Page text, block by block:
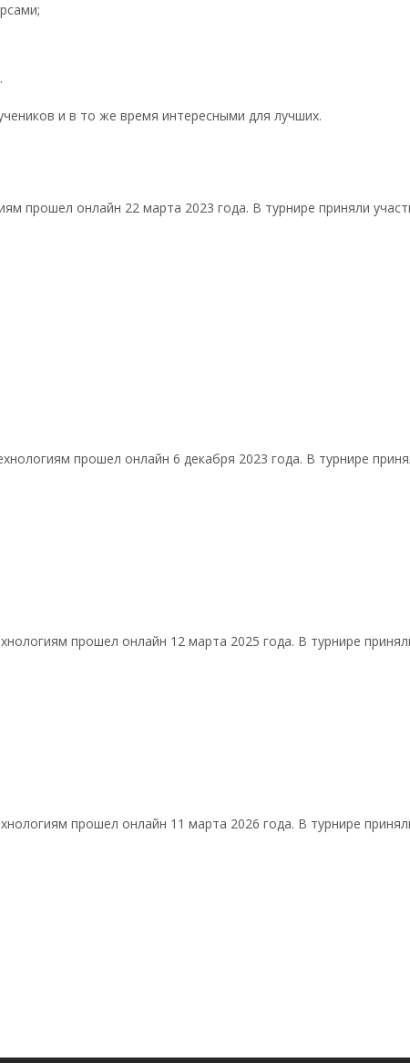
и в то же время интересными для лучших.
прошел онлайн 22 марта 2023 года. В турнире приняли
прошел онлайн 6 декабря 2023 года. В турнире
прошел онлайн 12 марта 2025 года. В турнире
прошел онлайн 11 марта 2026 года. В турнире